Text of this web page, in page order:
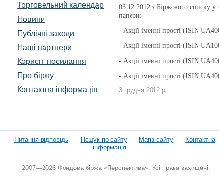
Торговельний календар
Новини
Публічні заходи
Наші партнери
Корисні посилання
Про біржу
Контактна інформація
03.12.2012 з Біржового списку у
папери:
- Акції іменні прості (ISIN
- Акції іменні прості (ISIN
- Акції іменні прості (ISIN
- Акції іменні прості (ISIN
3 грудня 2012 р.
Питання-відповідь Пошук по сайту Мапа сайту
Контактна
інформація
2007—2026 Фондова біржа «Перспектива». Усі права захищені.